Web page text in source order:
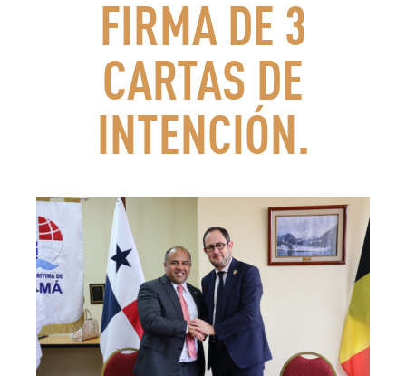
FIRMA DE 3
CARTAS DE
INTENCIÓN.